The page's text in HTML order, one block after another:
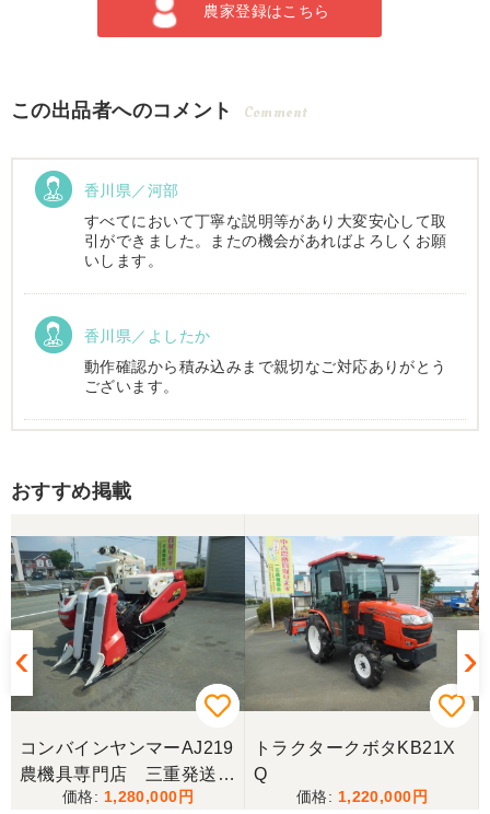
農家登録はこちら
この出品者へのコメント Comment
香川県／河部
すべてにおいて丁寧な説明等があり大変安心して取
引ができました。またの機会があればよろしくお願
いします。
香川県／よしたか
動作確認から積み込みまで親切なご対応ありがとう
ございます。
リピート購入させて頂きました。 ありがとうござい
香川県／井上
とても良くしてもらいました。また購入したいと思
います。
香川県／西川忠洋
丁寧な対応をしていただき計量選別機を無事持ち帰
ることができました。今年の籾摺り時に旧機が故障
し、修理の目途が無い中、手頃な価格の本機を見つ
けることが出来て大満足です。リンスクさんありが
おすすめ掲載
コンバインヤンマーAJ219
農機具専門店 三重発送整
備済み
1,280,000
トラクタークボタKB21X
Q
1,220,000